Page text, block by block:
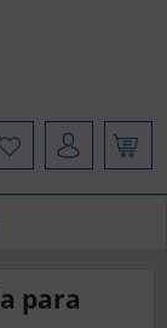
para